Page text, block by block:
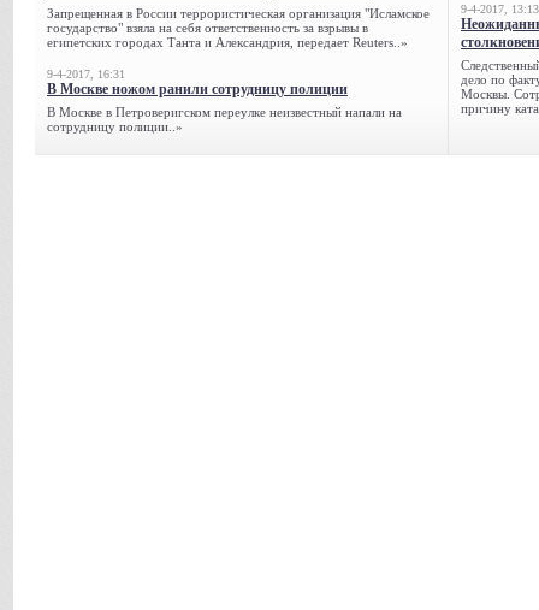
Запрещенная в России террористическая организация "Исламское
государство" взяла на себя ответственность за взрывы в
египетских городах Танта и Александрия, передает Reuters..»
9-4-2017, 16:31
В Москве ножом ранили сотрудницу полиции
В Москве в Петроверигском переулке неизвестный напали на
сотрудницу полиции..»
9-4-2017, 13:13
дело по
Москвы.
причину